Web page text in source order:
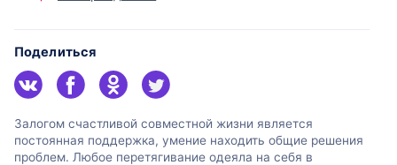
Поделиться
Залогом счастливой совместной жизни является
постоянная поддержка, умение находить общие решения
проблем. Любое перетягивание одеяла на себя в